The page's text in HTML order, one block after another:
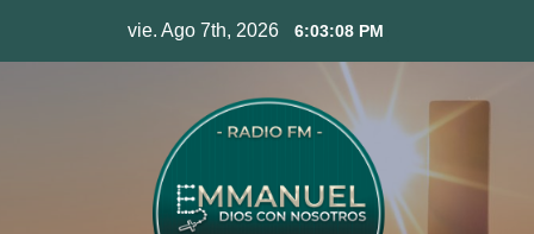
vie. Ago 7th, 2026 6:03:09 PM